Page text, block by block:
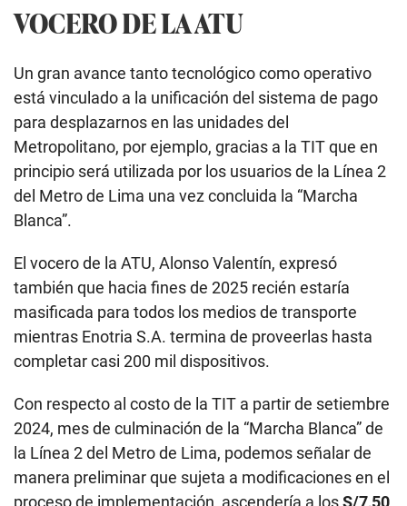
VOCERO DE LA ATU
Un gran avance tanto tecnológico como operativo
está vinculado a la unificación del sistema de pago
para desplazarnos en las unidades del
Metropolitano, por ejemplo, gracias a la TIT que en
principio será utilizada por los usuarios de la Línea 2
del Metro de Lima una vez concluida la “Marcha
Blanca”.
El vocero de la ATU, Alonso Valentín, expresó
también que hacia fines de 2025 recién estaría
masificada para todos los medios de transporte
mientras Enotria S.A. termina de proveerlas hasta
completar casi 200 mil dispositivos.
Con respecto al costo de la TIT a partir de setiembre
2024, mes de culminación de la “Marcha Blanca” de
la Línea 2 del Metro de Lima, podemos señalar de
manera preliminar que sujeta a modificaciones en el
proceso de implementación, ascendería a losS/7,50